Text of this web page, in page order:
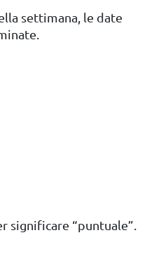
settimana, le date
significare “puntuale”.